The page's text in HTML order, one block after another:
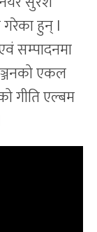
गरेका हुन् l
सम्पादनमा
एकल
गीति एल्बम